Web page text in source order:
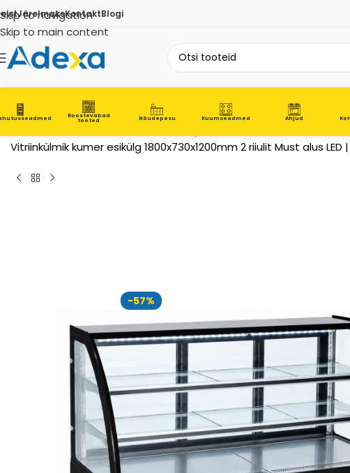
Skip to navigation
Skip to main content
JärelmaksKontaktBlogi
Roostevabad
tooted Nõudepesu Kuumseadmed Ahjud
Vitriinkülmik kumer esikülg 1800x730x1200mm 2 riiulit Must alus LED
-57%